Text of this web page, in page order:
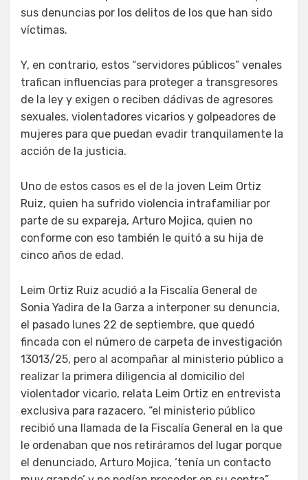
sus denuncias por los delitos de los que han sido
víctimas.
Y, en contrario, estos “servidores públicos” venales
trafican influencias para proteger a transgresores
de la ley y exigen o reciben dádivas de agresores
sexuales, violentadores vicarios y golpeadores de
mujeres para que puedan evadir tranquilamente la
acción de la justicia.
Uno de estos casos es el de la joven Leim Ortiz
Ruiz, quien ha sufrido violencia intrafamiliar por
parte de su expareja, Arturo Mojica, quien no
conforme con eso también le quitó a su hija de
cinco años de edad.
Leim Ortiz Ruiz acudió a la Fiscalía General de
Sonia Yadira de la Garza a interponer su denuncia,
el pasado lunes 22 de septiembre, que quedó
fincada con el número de carpeta de investigación
13013/25, pero al acompañar al ministerio público a
realizar la primera diligencia al domicilio del
violentador vicario, relata Leim Ortiz en entrevista
exclusiva para razacero, “el ministerio público
recibió una llamada de la Fiscalía General en la que
le ordenaban que nos retiráramos del lugar porque
el denunciado, Arturo Mojica, ‘tenía un contacto